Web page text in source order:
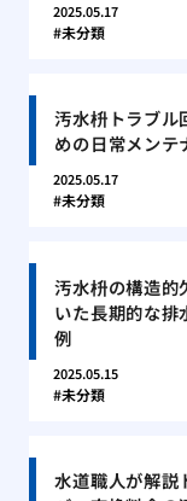
2025.05.17
未分類
汚水枡トラブル
めの日常メンテ
2025.05.17
未分類
汚水枡の構造的
いた長期的な排
例
2025.05.15
未分類
水道職人が解説